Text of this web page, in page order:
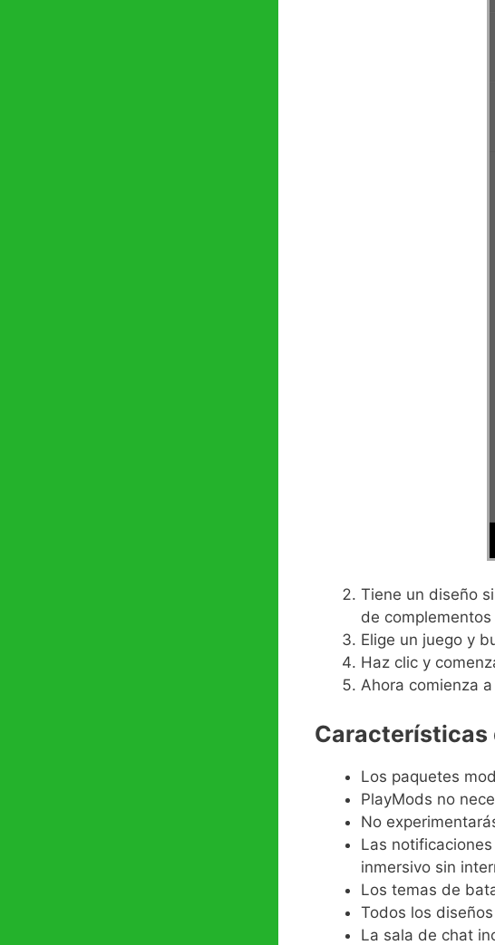
Tiene un diseño
de
Elige un juego y
Haz clic y
Ahora comienza
Características
Los paquetes
PlayMods no
No
Las
inmersivo sin
Los temas de
Todos los
La sala de chat